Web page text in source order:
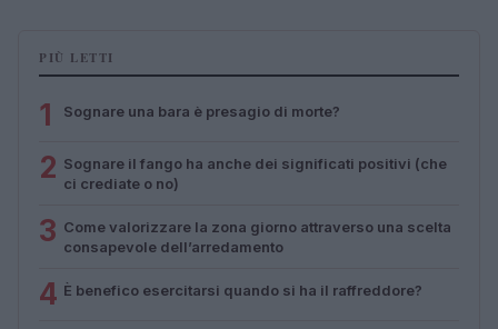
PIÙ LETTI
1 Sognare una bara è presagio di morte?
2 Sognare il fango ha anche dei significati positivi (che
ci crediate o no)
3 Come valorizzare la zona giorno attraverso una scelta
consapevole dell’arredamento
4 È benefico esercitarsi quando si ha il raffreddore?